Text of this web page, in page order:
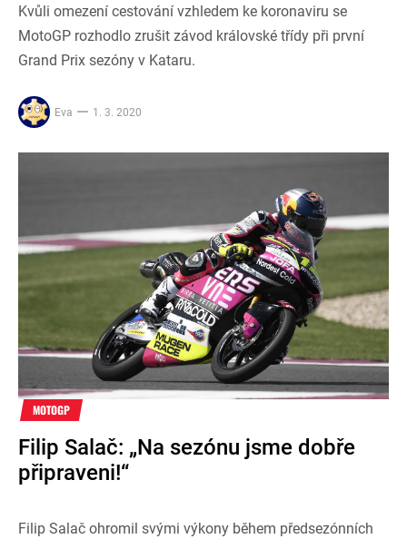
Kvůli omezení cestování vzhledem ke koronaviru se
MotoGP rozhodlo zrušit závod královské třídy při první
Grand Prix sezóny v Kataru.
Eva 1. 3. 2020
MOTOGP
Filip Salač: „Na sezónu jsme dobře
připraveni!“
Filip Salač ohromil svými výkony během předsezónních